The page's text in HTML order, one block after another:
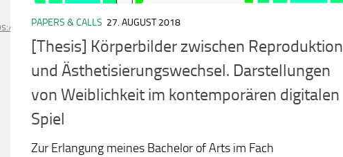
PAPERS & CALLS 27. AUGUST 2018
[Thesis] Körperbilder zwischen Reproduktion
und Ästhetisierungswechsel. Darstellungen
von Weiblichkeit im kontemporären digitalen
Spiel
Zur Erlangung meines Bachelor of Arts im Fach
www.ludomusicology.org/ludo2026/